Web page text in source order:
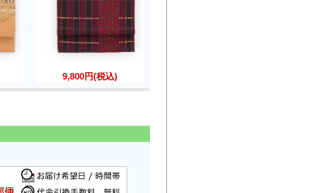
9,800円(税込)